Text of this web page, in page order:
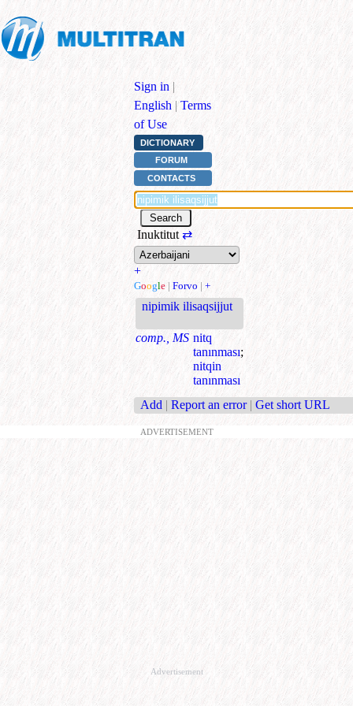
Sign in |
English | Terms
of Use
DICTIONARY
FORUM
CONTACTS
Inuktitut ⇄
+
Google | Forvo | +
nipimik ilisaqsijjut
comp., MS nitq
tanınması;
nitqin
tanınması
Add | Report an error | Get short URL
ADVERTISEMENT
Advertisement